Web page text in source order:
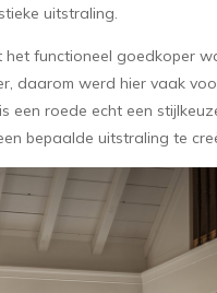
uitstraling.
functioneel goedkoper
daarom werd hier vaak
een roede echt een
bepaalde uitstraling te